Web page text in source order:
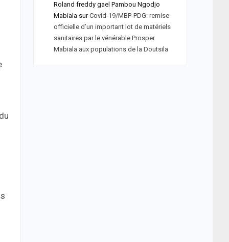
Roland freddy gael Pambou Ngodjo
MabialasurCovid-19/MBP-PDG: remise
officielle d’un important lot de matériels
sanitaires par le vénérable Prosper
Mabiala aux populations de la Doutsila